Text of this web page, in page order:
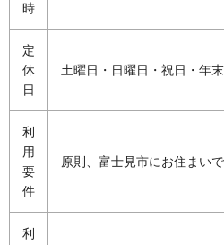
時
定
休
日
土曜日・日曜日・祝日・年
利
用
要
件
原則、富士見市にお住まい
利